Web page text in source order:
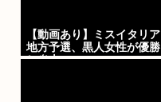
【動画あり】ミスイタリア
地方予選、黒人女性が優勝
し炎上